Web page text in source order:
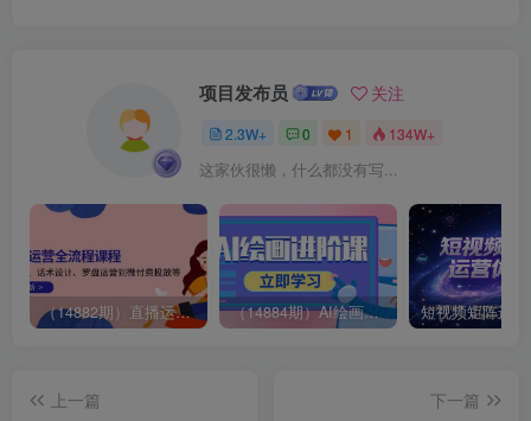
项目发布员 关注
2.3W+ 0 1 134W+
这家伙很懒，什么都没有写...
（14882期）直播运营全流程课程-5月更新：从起号、话术设计、罗盘运营到微付费投放等 （14884期）AI绘画进阶课，涵盖电商摄影等多领域，PS操作与AI工具使用全面教学
上一篇
下一篇